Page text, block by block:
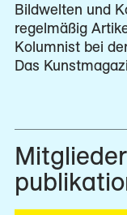
Bildwelten und
regelmäßig
Kolumnist bei
Das